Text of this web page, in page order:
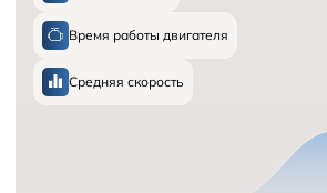
Время работы двигателя
Средняя скорость